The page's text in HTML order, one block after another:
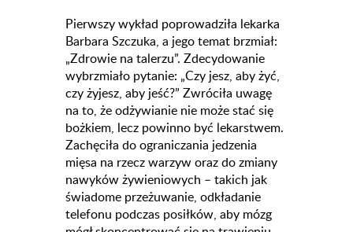
Pierwszy wykład poprowadziła lekarka
Barbara Szczuka, a jego temat brzmiał:
„Zdrowie na talerzu”. Zdecydowanie
wybrzmiało pytanie: „Czy jesz, aby żyć,
czy żyjesz, aby jeść?” Zwróciła uwagę
na to, że odżywianie nie może stać się
bożkiem, lecz powinno być lekarstwem.
Zachęciła do ograniczania jedzenia
mięsa na rzecz warzyw oraz do zmiany
nawyków żywieniowych – takich jak
świadome przeżuwanie, odkładanie
telefonu podczas posiłków, aby mózg